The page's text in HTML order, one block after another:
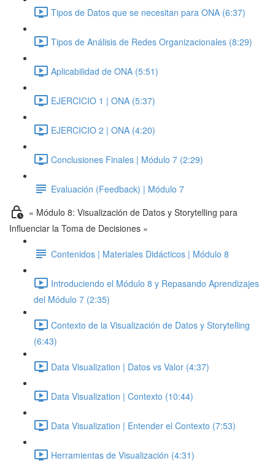
Tipos de Datos que se necesitan para ONA (6:37)
Tipos de Análisis de Redes Organizacionales (8:29)
Aplicabilidad de ONA (5:51)
EJERCICIO 1 | ONA (5:37)
EJERCICIO 2 | ONA (4:20)
Conclusiones Finales | Módulo 7 (2:29)
Evaluación (Feedback) | Módulo 7
« Módulo 8: Visualización de Datos y Storytelling para
Influenciar la Toma de Decisiones »
Contenidos | Materiales Didácticos | Módulo 8
Introduciendo el Módulo 8 y Repasando Aprendizajes
del Módulo 7 (2:35)
Contexto de la Visualización de Datos y Storytelling
(6:43)
Data Visualization | Datos vs Valor (4:37)
Data Visualization | Contexto (10:44)
Data Visualization | Entender el Contexto (7:53)
Herramientas de Visualización (4:31)